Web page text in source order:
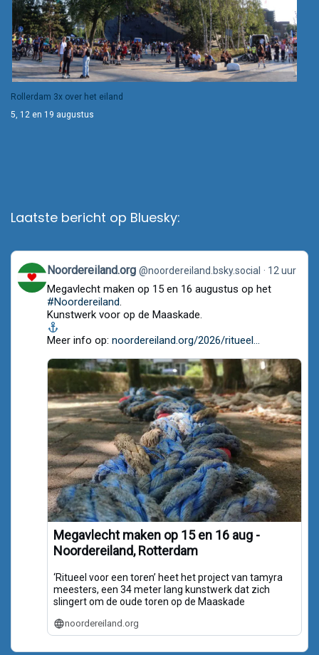
Rollerdam 3x over het eiland
5, 12 en 19 augustus
Laatste bericht op Bluesky:
View
post
by
Noordereiland.org
Bluesky
Noordereiland.org @noordereiland.bsky.social 12 uur
Megavlecht maken op 15 en 16 augustus op het
#Noordereiland.
Kunstwerk voor op de Maaskade.
Meer info op: noordereiland.org/2026/ritueel...
Megavlecht maken op 15 en 16 aug -
Noordereiland, Rotterdam
‘Ritueel voor een toren’ heet het project van tamyra
meesters, een 34 meter lang kunstwerk dat zich
slingert om de oude toren op de Maaskade
noordereiland.org